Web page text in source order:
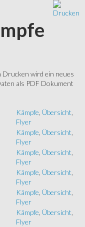
Drucken wird ein neues
als PDF Dokument
Kämpfe Übersicht
Flyer
Kämpfe Übersicht
Flyer
Kämpfe Übersicht
Flyer
Kämpfe Übersicht
Flyer
Kämpfe Übersicht
Flyer
Kämpfe Übersicht
Flyer